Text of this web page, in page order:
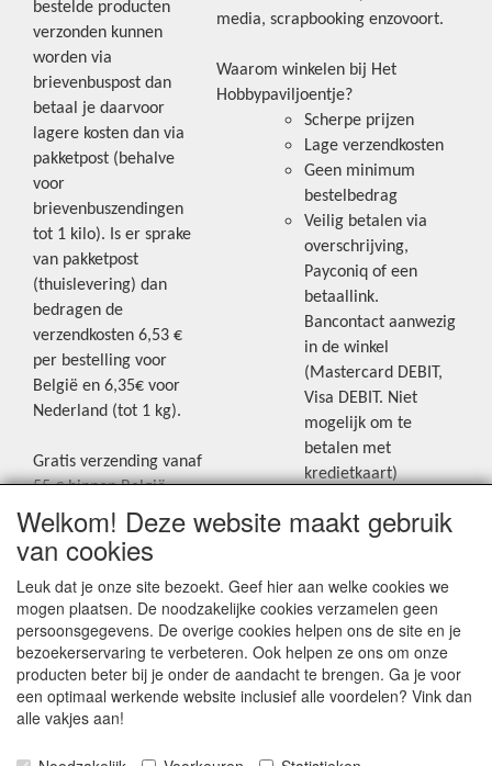
bestelde producten
verzonden kunnen
worden via
brievenbuspost dan
betaal je daarvoor
lagere kosten dan via
pakketpost (behalve
voor
brievenbuszendingen
tot 1 kilo). Is er sprake
van pakketpost
(thuislevering) dan
bedragen de
verzendkosten 6,53 €
per bestelling voor
België en 6,35€ voor
Nederland (tot 1 kg).
Gratis verzending vanaf
55 € binnen België.
Gratis verzending vanaf
65 € naar Nederland.
Levering andere
landen: geen gratis
verzending, portkosten
worden aangerekend.
Zie voor een overzicht
van alle verzendkosten
media, scrapbooking enzovoort.
Waarom winkelen bij Het
Hobbypaviljoentje?
Scherpe prijzen
Lage verzendkosten
Geen minimum
bestelbedrag
Veilig betalen via
overschrijving,
Payconiq of een
betaallink.
Bancontact aanwezig
in de winkel
(Mastercard DEBIT,
Visa DEBIT. Niet
mogelijk om te
betalen met
kredietkaart)
Blijf op de hoogte van de laatste
onze Facebookpagina.
Welkom! Deze website maakt gebruik
van cookies
Leuk dat je onze site bezoekt. Geef hier aan welke cookies we
mogen plaatsen. De noodzakelijke cookies verzamelen geen
persoonsgegevens. De overige cookies helpen ons de site en je
bezoekerservaring te verbeteren. Ook helpen ze ons om onze
producten beter bij je onder de aandacht te brengen. Ga je voor
een optimaal werkende website inclusief alle voordelen? Vink dan
alle vakjes aan!